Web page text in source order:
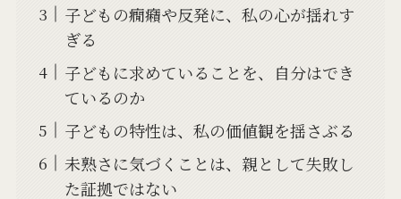
子どもの癇癪や反発に、私の心が揺れす
ぎる
子どもに求めていることを、自分はでき
ているのか
子どもの特性は、私の価値観を揺さぶる
未熟さに気づくことは、親として失敗し
た証拠ではない